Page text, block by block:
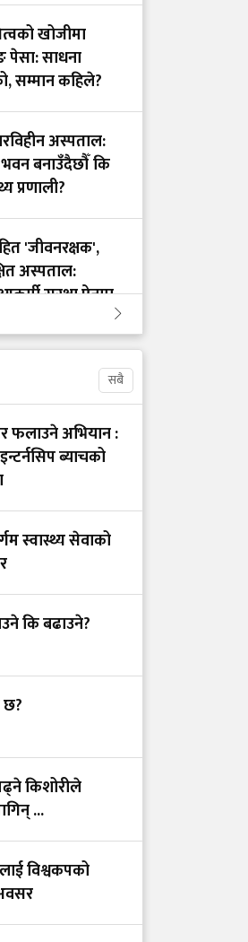
धेरै हेडफोन वा
कानमा असर
खोजीमा
पेसा: साधना
सम्मान कहिले?
अस्पताल:
भवन बनाउँदैछौँ कि
प्रणाली?
'जीवनरक्षक',
अस्पताल:
सुरक्षा ऐनमा
स्वास्थ्य:
समुदाय र
सम्बन्ध
असुरक्षित
स्वास्थ्य
गर्नेलाई
हैन सम्मान दिउँ
यथार्थ
सबै
फलाउने अभियान :
ब्याचको
स्वास्थ्य सेवाको
कि बढाउने?
छ?
किशोरीले
...
विश्वकपको
अवसर